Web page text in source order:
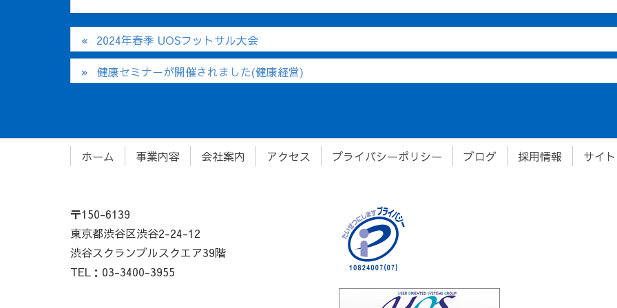
2024年春季 UOSフットサル大会
健康セミナーが開催されました(健康経営)
ホーム 事業内容 会社案内 アクセス プライバシーポリシー ブログ 採用情報 サイ
〒150-6139
東京都渋谷区渋谷2-24-12
渋谷スクランブルスクエア39階
TEL：03-3400-3955